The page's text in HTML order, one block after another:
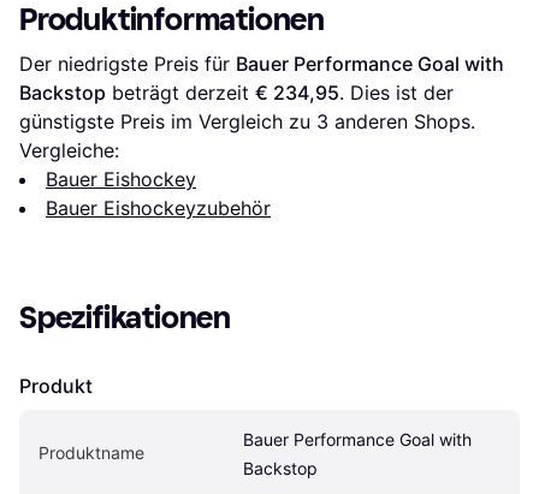
Produktinformationen
Der niedrigste Preis für Bauer Performance Goal with
Backstop beträgt derzeit € 234,95. Dies ist der
günstigste Preis im Vergleich zu 3 anderen Shops.
Vergleiche:
Bauer Eishockey
Bauer Eishockeyzubehör
Spezifikationen
Produkt
Produktname
Bauer Performance Goal with
Backstop